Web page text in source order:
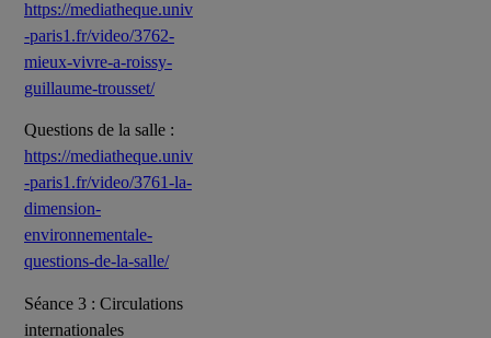
https://mediatheque.univ
-paris1.fr/video/3762-
mieux-vivre-a-roissy-
guillaume-trousset/
Questions de la salle :
https://mediatheque.univ
-paris1.fr/video/3761-la-
dimension-
environnementale-
questions-de-la-salle/
Séance 3 : Circulations
internationales